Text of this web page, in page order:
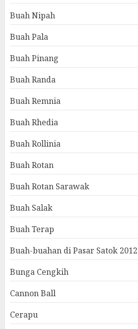
Buah Nipah
Buah Pala
Buah Pinang
Buah Randa
Buah Remnia
Buah Rhedia
Buah Rollinia
Buah Rotan
Buah Rotan Sarawak
Buah Salak
Buah Terap
Buah-buahan di Pasar Satok 2012
Bunga Cengkih
Cannon Ball
Cerapu